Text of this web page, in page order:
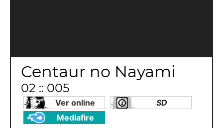
Centaur no Nayami
02 :: 005
Ver online
SD
Mediafire